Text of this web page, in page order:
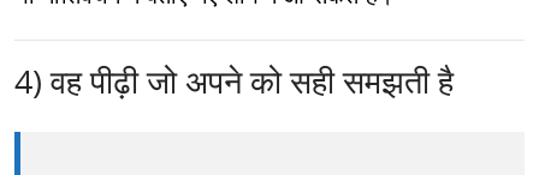
4) वह पीढ़ी जो अपने को सही समझती है